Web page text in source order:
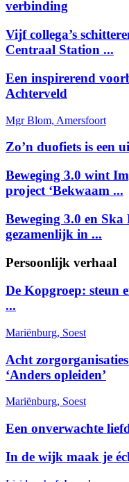
verbinding
Vijf collega’s
Centraal Station ...
Een inspirerend
Achterveld
Mgr Blom, Amersfoort
Zo’n duofiets is een
Beweging 3.0 wint
project ‘Bekwaam ...
Beweging 3.0 en
gezamenlijk in ...
Persoonlijk verhaal
De Kopgroep: steun
...
Mariënburg, Soest
Acht
‘Anders opleiden’
Mariënburg, Soest
Een onverwachte
In de wijk maak je